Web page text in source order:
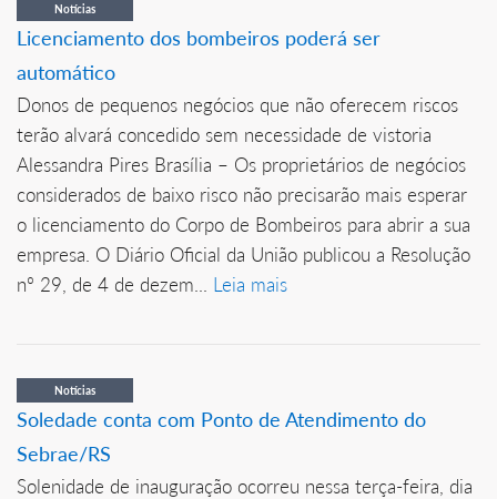
Notícias
Licenciamento dos bombeiros poderá ser
automático
Donos de pequenos negócios que não oferecem riscos
terão alvará concedido sem necessidade de vistoria
Alessandra Pires Brasília – Os proprietários de negócios
considerados de baixo risco não precisarão mais esperar
o licenciamento do Corpo de Bombeiros para abrir a sua
empresa. O Diário Oficial da União publicou a Resolução
nº 29, de 4 de dezem... Leia mais
Notícias
Soledade conta com Ponto de Atendimento do
Sebrae/RS
Solenidade de inauguração ocorreu nessa terça-feira, dia